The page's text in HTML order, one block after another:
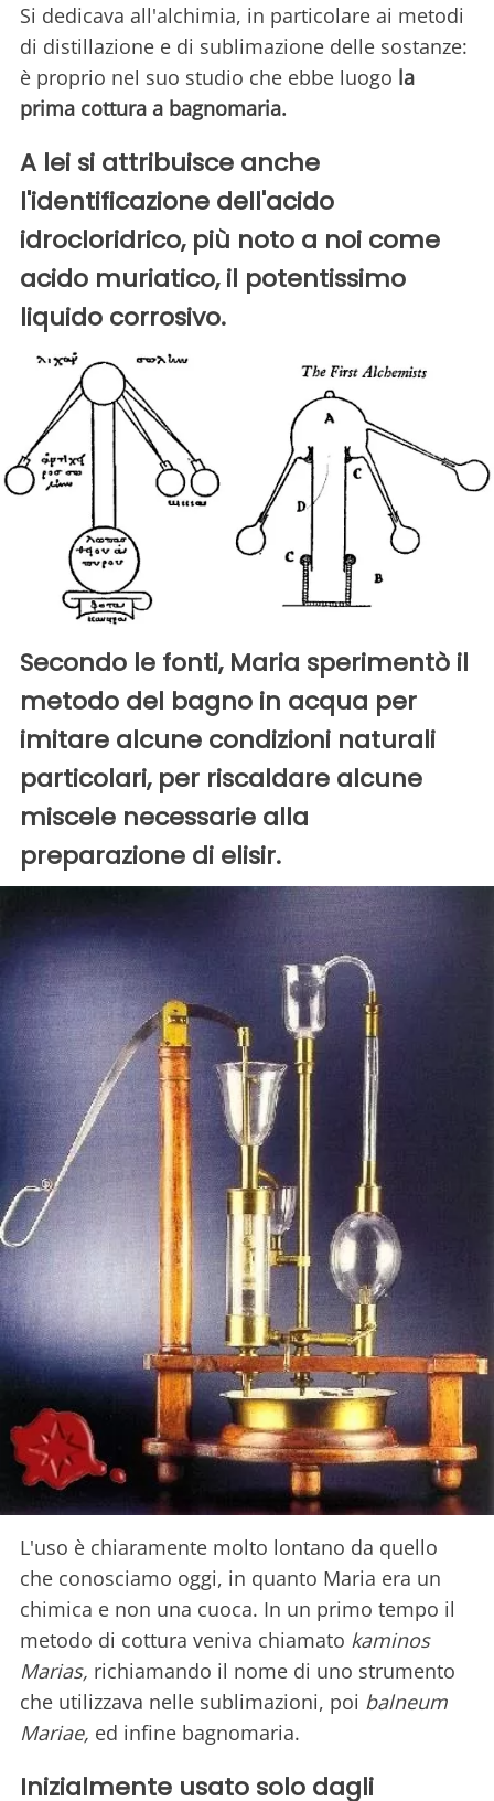
Si dedicava all'alchimia, in particolare ai metodi
di distillazione e di sublimazione delle sostanze:
è proprio nel suo studio che ebbe luogo la
prima cottura a bagnomaria.
A lei si attribuisce anche
l'identificazione dell'acido
idrocloridrico, più noto a noi come
acido muriatico, il potentissimo
liquido corrosivo.
Secondo le fonti, Maria sperimentò il
metodo del bagno in acqua per
imitare alcune condizioni naturali
particolari, per riscaldare alcune
miscele necessarie alla
preparazione di elisir.
L'uso è chiaramente molto lontano da quello
che conosciamo oggi, in quanto Maria era un
chimica e non una cuoca. In un primo tempo il
metodo di cottura veniva chiamato kaminos
Marias, richiamando il nome di uno strumento
che utilizzava nelle sublimazioni, poi balneum
Mariae, ed infine bagnomaria.
Inizialmente usato solo dagli